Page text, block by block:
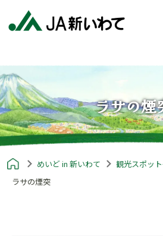
ラサの煙
めいど in 新いわて
観光スポッ
ラサの煙突